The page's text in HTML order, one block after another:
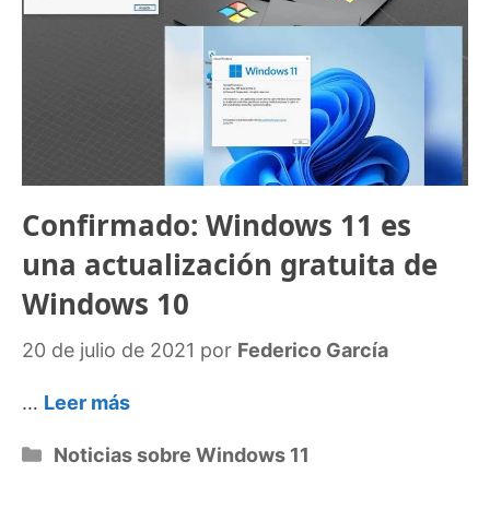
Confirmado: Windows 11 es
una actualización gratuita de
Windows 10
20 de julio de 2021 por Federico García
… Leer más
Categorías
Noticias sobre Windows 11